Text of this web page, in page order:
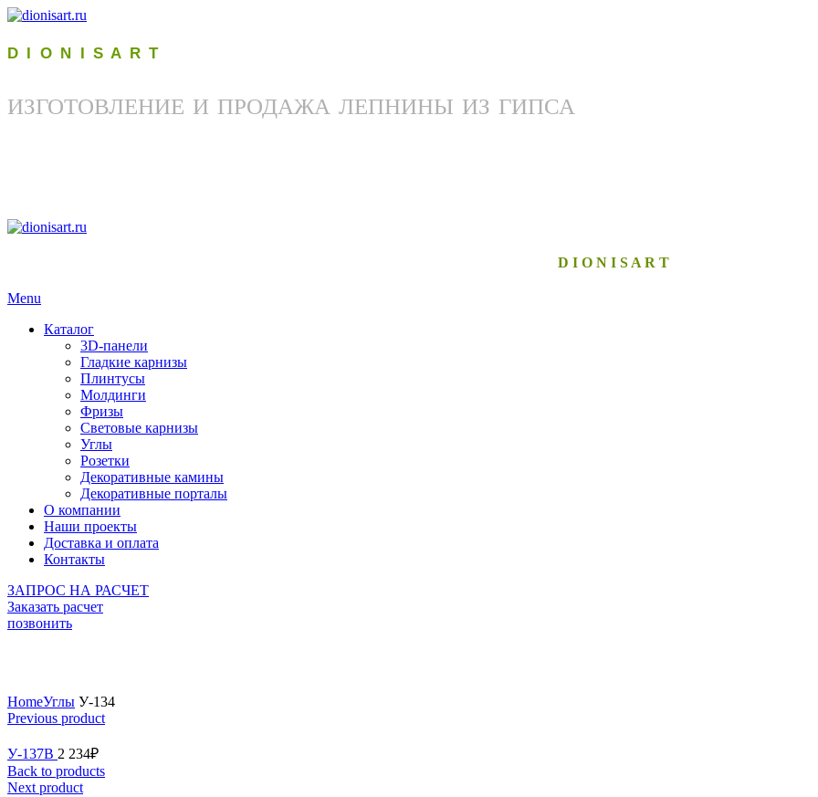
D I O N I S A R T
ИЗГОТОВЛЕНИЕ И ПРОДАЖА ЛЕПНИНЫ ИЗ ГИПСА
D I O N I S A R T
Menu
Каталог
3D-панели
Гладкие карнизы
Плинтусы
Молдинги
Фризы
Световые карнизы
Углы
Розетки
Декоративные камины
Декоративные порталы
О компании
Наши проекты
Доставка и оплата
Контакты
ЗАПРОС НА РАСЧЕТ
Заказать расчет
позвонить
HomeУглы У-134
Previous product
У-137B 2 234₽
Back to products
Next product